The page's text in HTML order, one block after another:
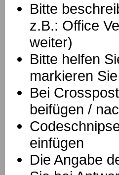
Bitte
z.B.: Office
weiter)
Bitte helfen
markieren
Bei
beifügen /
einfügen
Die Angabe